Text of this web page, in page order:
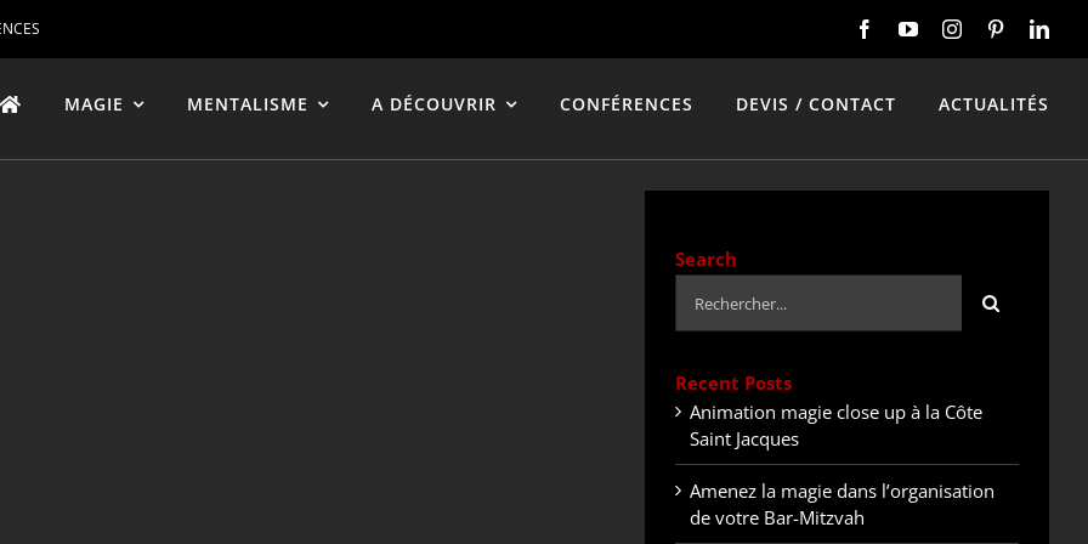
MAGIE MENTALISME A DÉCOUVRIR CONFÉRENCES DEVIS / CONTACT ACTUALITÉS
Search
Recent Posts
Animation magie close up à la Côte
Saint Jacques
Amenez la magie dans l’organisation
de votre Bar-Mitzvah